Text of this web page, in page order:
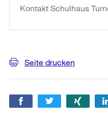
Kontakt Schulhaus
Seite drucken